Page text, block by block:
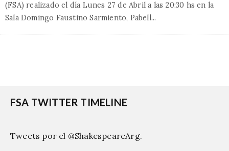
(FSA) realizado el día Lunes 27 de Abril a las 20:30 hs en la
Sala Domingo Faustino Sarmiento, Pabell...
FSA TWITTER TIMELINE
Tweets por el @ShakespeareArg.